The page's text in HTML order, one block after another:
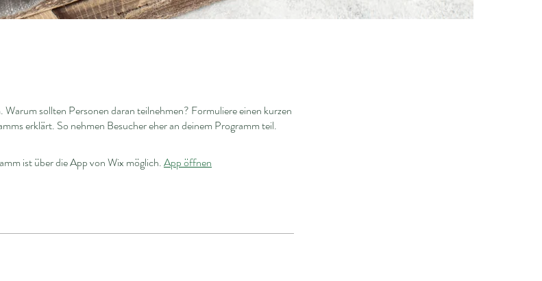
Warum sollten Personen daran teilnehmen? Formuliere einen kurzen
erklärt. So nehmen Besucher eher an deinem Programm teil.
ist über die App von Wix möglich.App öffnen